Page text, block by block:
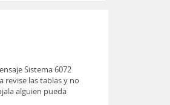
Sistema 6072
revise las tablas y no
alguien pueda